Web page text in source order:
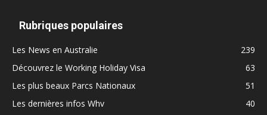
Rubriques populaires
Les News en Australie
239
Découvrez le Working Holiday Visa
63
Les plus beaux Parcs Nationaux
51
Les dernières infos Whv
40